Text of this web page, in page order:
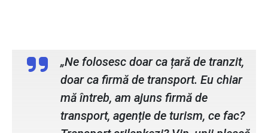
„Ne folosesc doar ca țară de tranzit,
doar ca firmă de transport. Eu chiar
mă întreb, am ajuns firmă de
transport, agenție de turism, ce fac?